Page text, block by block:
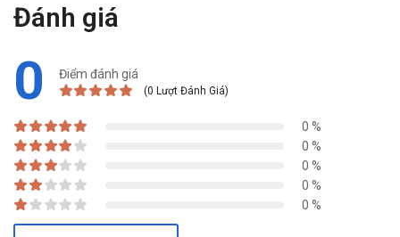
Đánh giá
0 Điểm đánh giá
(0 Lượt Đánh Giá)
0 %
0 %
0 %
0 %
0 %